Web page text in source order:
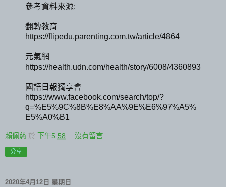
參考資料來源:
翻轉教育
https://flipedu.parenting.com.tw/article/4864
元氣網
https://health.udn.com/health/story/6008/4360893
國語日報獨享會
https://www.facebook.com/search/top/?
q=%E5%9C%8B%E8%AA%9E%E6%97%A5%
E5%A0%B1
賴佩慈 於 下午5:58 沒有留言:
分享
2020年4月12日 星期日